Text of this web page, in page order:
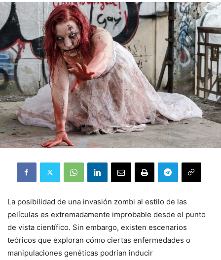
La posibilidad de una invasión zombi al estilo de las
películas es extremadamente improbable desde el punto
de vista científico. Sin embargo, existen escenarios
teóricos que exploran cómo ciertas enfermedades o
manipulaciones genéticas podrían inducir